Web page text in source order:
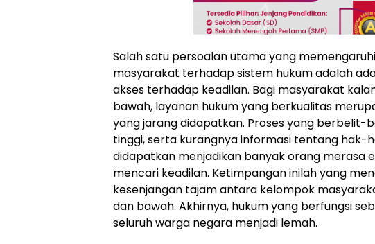
Salah satu persoalan utama yang
masyarakat terhadap sistem hukum adalah
akses terhadap keadilan. Bagi masyarakat
bawah, layanan hukum yang berkualitas
yang jarang didapatkan. Proses yang berbelit-
tinggi, serta kurangnya informasi tentang hak-
didapatkan menjadikan banyak orang merasa
mencari keadilan. Ketimpangan inilah yang
kesenjangan tajam antara kelompok
dan bawah. Akhirnya, hukum yang berfungsi
seluruh warga negara menjadi lemah.